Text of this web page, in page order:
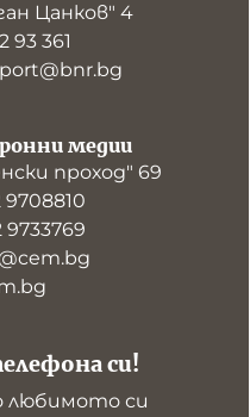
Цанков" 4
93 361
си!
любимото си
медии
проход" 69
9708810
9733769